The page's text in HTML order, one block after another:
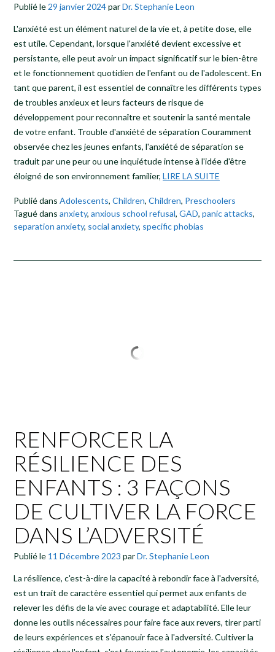
Publié le29 janvier 2024parDr. Stephanie Leon
L'anxiété est un élément naturel de la vie et, à petite dose, elle
est utile. Cependant, lorsque l'anxiété devient excessive et
persistante, elle peut avoir un impact significatif sur le bien-être
et le fonctionnement quotidien de l'enfant ou de l'adolescent. En
tant que parent, il est essentiel de connaître les différents types
de troubles anxieux et leurs facteurs de risque de
développement pour reconnaître et soutenir la santé mentale
de votre enfant. Trouble d'anxiété de séparation Couramment
observée chez les jeunes enfants, l'anxiété de séparation se
traduit par une peur ou une inquiétude intense à l'idée d'être
éloigné de son environnement familier, LIRE LA SUITE
Publié dans Adolescents, Children, Children, Preschoolers
Tagué dans anxiety, anxious school refusal, GAD, panic attacks,
separation anxiety, social anxiety, specific phobias
RENFORCER LA
RÉSILIENCE DES
ENFANTS : 3 FAÇONS
DE CULTIVER LA FORCE
DANS L’ADVERSITÉ
Publié le 11 Décembre 2023 parDr. Stephanie Leon
La résilience, c'est-à-dire la capacité à rebondir face à l'adversité,
est un trait de caractère essentiel qui permet aux enfants de
relever les défis de la vie avec courage et adaptabilité. Elle leur
donne les outils nécessaires pour faire face aux revers, tirer parti
de leurs expériences et s'épanouir face à l'adversité. Cultiver la